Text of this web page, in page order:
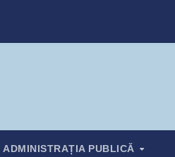
ADMINISTRAȚIA PUBLICĂ